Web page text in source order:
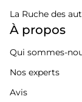
La Ruche des
À propos
Qui sommes-
Nos experts
Avis